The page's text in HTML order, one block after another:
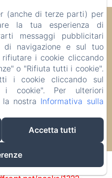
e Appartamenti
12051 , Italia
AFF-00048 / CIR
00019 CIN CAMERE:
APPARTAMENTI: IT
Amenitiz
Loading chunk 1322
(anche di terze parti) per
la tua esperienza di
messaggi pubblicitari
di navigazione e sul tuo
i cookie cliccando
o "Rifiuta tutti i cookie".
i cookie cliccando sul
i cookie". Per ulteriori
la nostra Informativa sulla
Accetta tutti